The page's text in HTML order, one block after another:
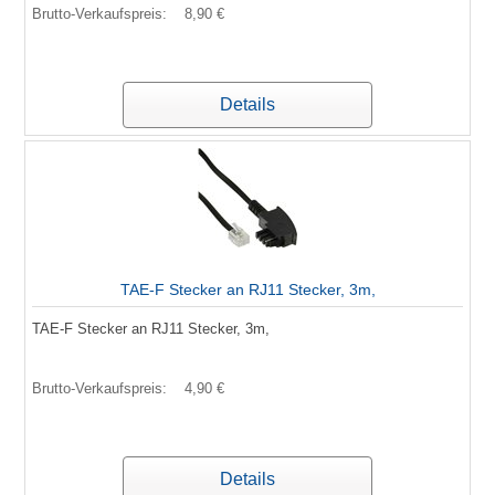
Brutto-Verkaufspreis: 8,90 €
Details
TAE-F Stecker an RJ11 Stecker, 3m,
TAE-F Stecker an RJ11 Stecker, 3m,
Brutto-Verkaufspreis: 4,90 €
Details